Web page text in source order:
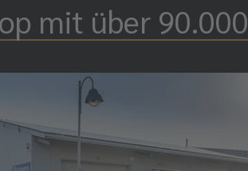
mit über